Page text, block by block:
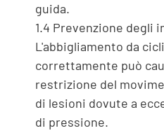
guida.
1.4 Prevenzione degli
L'abbigliamento da
correttamente può
restrizione del
di lesioni dovute a
di pressione.